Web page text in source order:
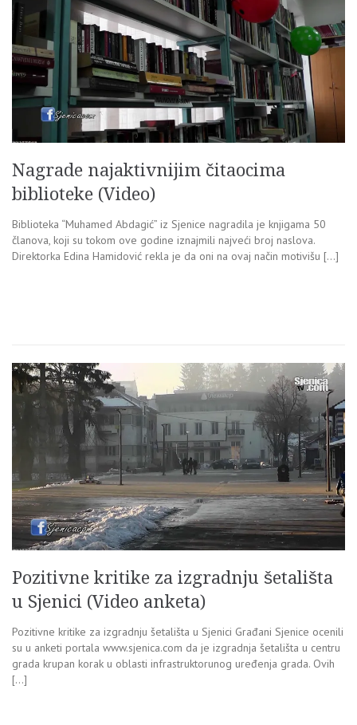
Nagrade najaktivnijim čitaocima
biblioteke (Video)
Biblioteka “Muhamed Abdagić” iz Sjenice nagradila je knjigama 50
članova, koji su tokom ove godine iznajmili najveći broj naslova.
Direktorka Edina Hamidović rekla je da oni na ovaj način motivišu […]
Pozitivne kritike za izgradnju šetališta
u Sjenici (Video anketa)
Pozitivne kritike za izgradnju šetališta u Sjenici Građani Sjenice ocenili
su u anketi portala www.sjenica.com da je izgradnja šetališta u centru
grada krupan korak u oblasti infrastruktorunog uređenja grada. Ovih
[…]